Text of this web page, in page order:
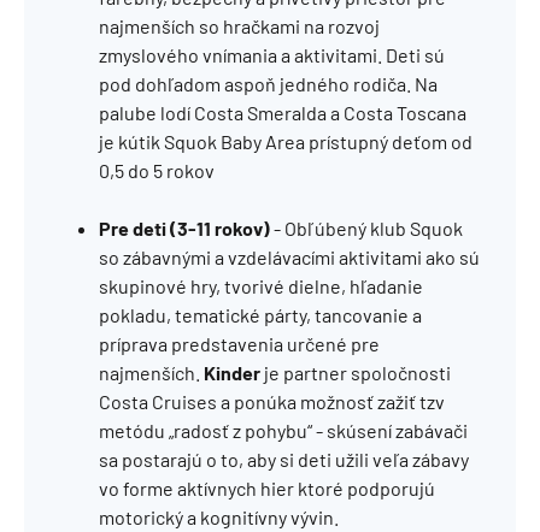
najmenších so hračkami na rozvoj
zmyslového vnímania a aktivitami. Deti sú
pod dohľadom aspoň jedného rodiča. Na
palube lodí Costa Smeralda a Costa Toscana
je kútik Squok Baby Area prístupný deťom od
0,5 do 5 rokov
Pre deti (3-11 rokov)- Obľúbený klub Squok
so zábavnými a vzdelávacími aktivitami ako sú
skupinové hry, tvorivé dielne, hľadanie
pokladu, tematické párty, tancovanie a
príprava predstavenia určené pre
najmenších. Kinder je partner spoločnosti
Costa Cruises a ponúka možnosť zažiť tzv
metódu „radosť z pohybu“ - skúsení zabávači
sa postarajú o to, aby si deti užili veľa zábavy
vo forme aktívnych hier ktoré podporujú
motorický a kognitívny vývin.